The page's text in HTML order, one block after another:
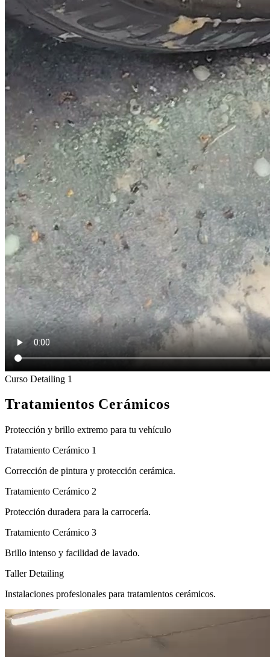
Curso Detailing 1
Tratamientos Cerámicos
Protección y brillo extremo para tu vehículo
Tratamiento Cerámico 1
Corrección de pintura y protección cerámica.
Tratamiento Cerámico 2
Protección duradera para la carrocería.
Tratamiento Cerámico 3
Brillo intenso y facilidad de lavado.
Taller Detailing
Instalaciones profesionales para tratamientos cerámicos.